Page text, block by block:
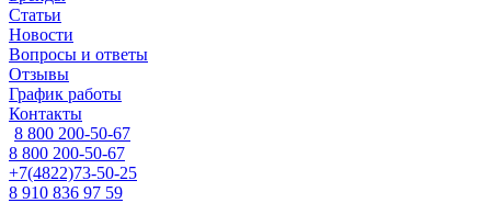
Статьи
Новости
Вопросы и ответы
Отзывы
График работы
Контакты
8 800 200-50-67
8 800 200-50-67
+7(4822)73-50-25
8 910 836 97 59